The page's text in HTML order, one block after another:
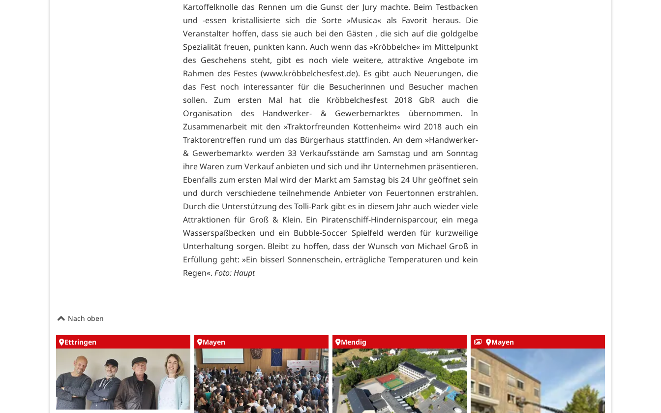
Kartoffelknolle das Rennen um die Gunst der Jury machte. Beim Testbacken
und -essen kristallisierte sich die Sorte »Musica« als Favorit heraus. Die
Veranstalter hoffen, dass sie auch bei den Gästen , die sich auf die goldgelbe
Spezialität freuen, punkten kann. Auch wenn das »Kröbbelche« im Mittelpunkt
des Geschehens steht, gibt es noch viele weitere, attraktive Angebote im
Rahmen des Festes (www.kröbbelchesfest.de). Es gibt auch Neuerungen, die
das Fest noch interessanter für die Besucherinnen und Besucher machen
sollen. Zum ersten Mal hat die Kröbbelchesfest 2018 GbR auch die
Organisation des Handwerker- & Gewerbemarktes übernommen. In
Zusammenarbeit mit den »Traktorfreunden Kottenheim« wird 2018 auch ein
Traktorentreffen rund um das Bürgerhaus stattfinden. An dem »Handwerker-
& Gewerbemarkt« werden 33 Verkaufsstände am Samstag und am Sonntag
ihre Waren zum Verkauf anbieten und sich und ihr Unternehmen präsentieren.
Ebenfalls zum ersten Mal wird der Markt am Samstag bis 24 Uhr geöffnet sein
und durch verschiedene teilnehmende Anbieter von Feuertonnen erstrahlen.
Durch die Unterstützung des Tolli-Park gibt es in diesem Jahr auch wieder viele
Attraktionen für Groß & Klein. Ein Piratenschiff-Hindernisparcour, ein mega
Wasserspaßbecken und ein Bubble-Soccer Spielfeld werden für kurzweilige
Unterhaltung sorgen. Bleibt zu hoffen, dass der Wunsch von Michael Groß in
Erfüllung geht: »Ein bisserl Sonnenschein, erträgliche Temperaturen und kein
Regen«. Foto: Haupt
Nach oben
Ettringen Mayen Mendig Mayen